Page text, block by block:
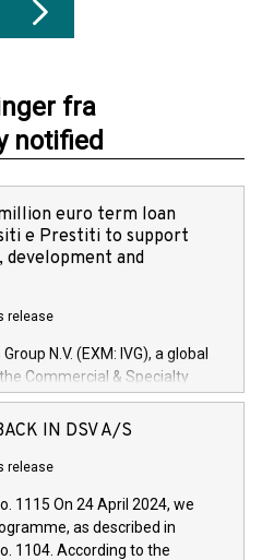
fra
notified
euro term loan
e Prestiti to support
development and
release
N.V. (EXM: IVG), a global
Commercial & Specialty
Financial Services arenas,
loan facility of 150 million
to research, development and
innovative technologies and
propulsion and further
IN DSV A/S
release
1115 On 24 April 2024, we
as described in
1104. According to the